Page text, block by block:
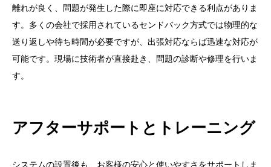
離れが良く、問題が発生した際に即座に対応できる利点がありま
す。多くの会社で採用されているセンドバック方式では物理的な
送り返しや待ち時間が必要ですが、出張対応ならば迅速な対応が
可能です。現場に技術者が直接赴き、問題の診断や修理を行いま
す。
アフターサポートとトレーニング
システムの設置後も、お客様の安心と使いやすさをサポートしま